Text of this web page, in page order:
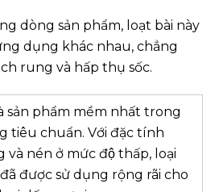
dòng sản phẩm, loạt bài này
dụng khác nhau, chẳng
rung và hấp thụ sốc.
sản phẩm mềm nhất trong
tiêu chuẩn. Với đặc tính
và nén ở mức độ thấp, loại
được sử dụng rộng rãi cho